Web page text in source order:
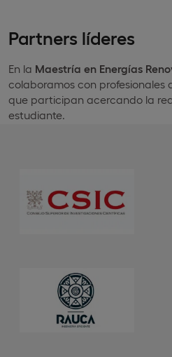
Partners líderes
En la Maestría en Energías
colaboramos con profesionales
que participan acercando la
estudiante.